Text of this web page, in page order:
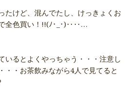
たけど、混んでたし、けっきょくお
全色買い！!!(ﾉ･_･)‥‥…
いるとよくやっちゃう・・・注意し
・・お茶飲みながら4人で見てると